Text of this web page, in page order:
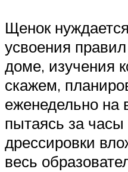
Щенок
усвоения
доме, изучения
скажем,
еженедельно на
пытаясь за часы
дрессировки
весь